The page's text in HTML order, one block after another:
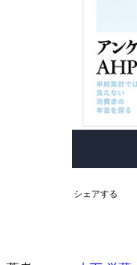
シェアする